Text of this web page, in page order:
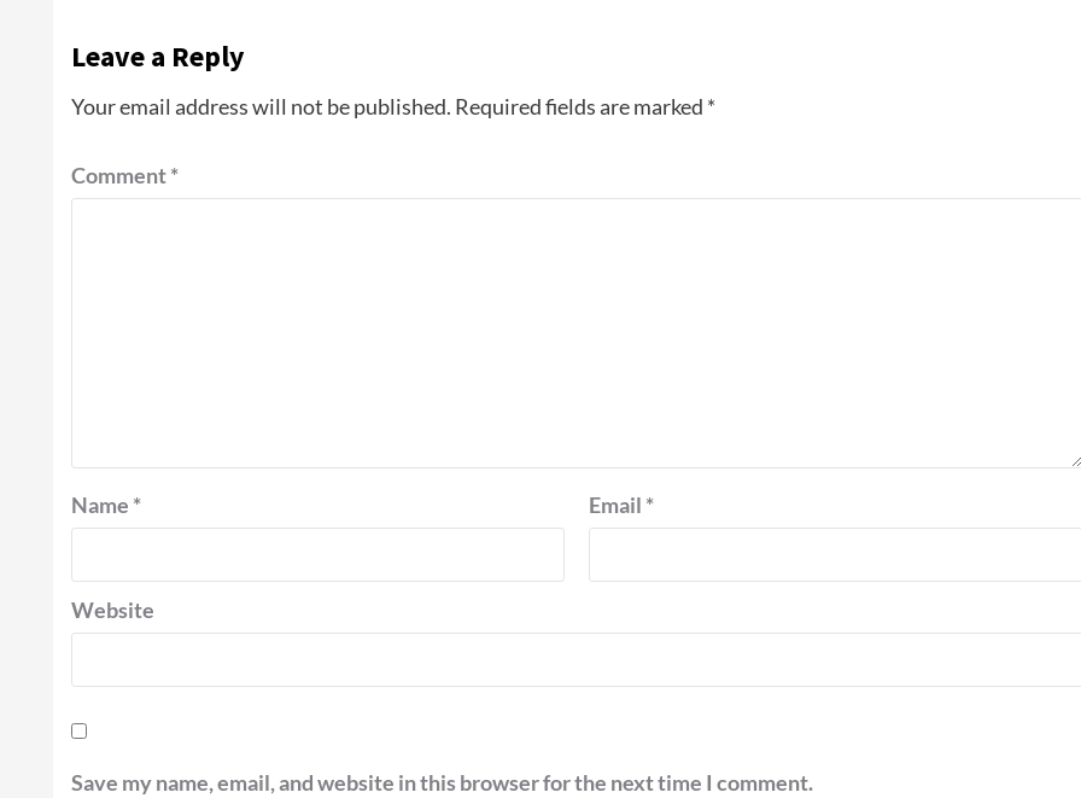
Leave a Reply
Your email address will not be published. Required fields are marked *
Comment*
Name * Email *
Website
Save my name, email, and website in this browser for the next time I comment.